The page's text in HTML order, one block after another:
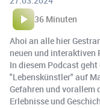
36 Minuten
Ahoi an alle hier
neuen und interaktiven
In diesem Podcast
"Lebenskünstler" auf
Gefahren und vorallem
Erlebnisse und